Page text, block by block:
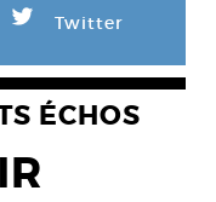
L Twitter
ÉCHOS